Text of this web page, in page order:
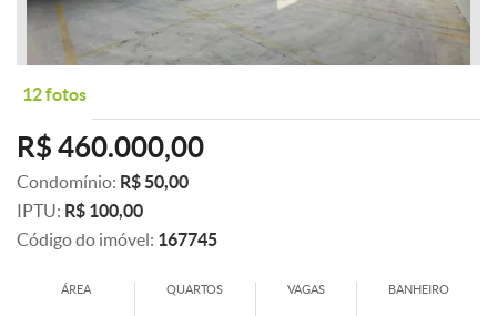
12 fotos
R$ 460.000,00
Condomínio: R$ 50,00
IPTU: R$ 100,00
Código do imóvel: 167745
ÁREA QUARTOS VAGAS BANHEIRO